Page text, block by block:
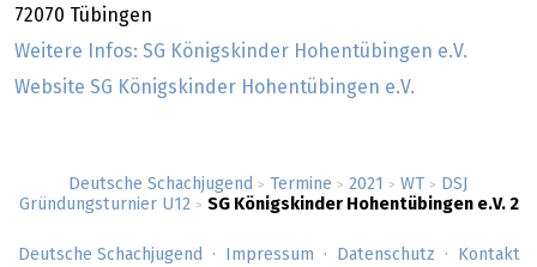
Deutsche Schachjugend > Termine > 2021 > WT >
DSJ
Gründungsturnier U12 > SG Königskinder Hohentübingen e.V. 2
72070 Tübingen
Weitere Infos: SG Königskinder Hohentübingen e.V.
Website SG Königskinder Hohentübingen e.V.
Deutsche Schachjugend Impressum Datenschutz Kontakt